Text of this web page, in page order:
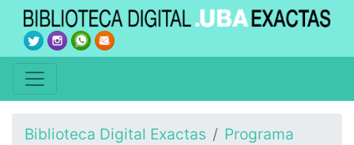
Biblioteca Digital Exactas
Programa